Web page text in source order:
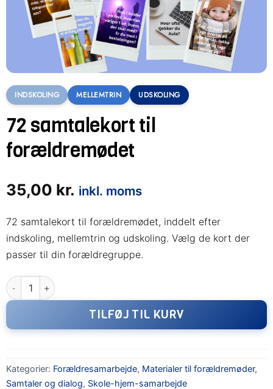
INDSKOLING MELLEMTRIN UDSKOLING
72 samtalekort til
forældremødet
35,00 kr. inkl. moms
72 samtalekort til forældremødet, inddelt efter
indskoling, mellemtrin og udskoling. Vælg de kort der
passer til din forældregruppe.
72 samtalekort til forældremødet antal
TILFØJ TIL KURV
Kategorier: Forældresamarbejde, Materialer til forældremøder,
Samtaler og dialog, Skole-hjem-samarbejde